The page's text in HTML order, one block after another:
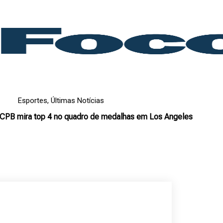
Esportes, Últimas Notícias
mira top 4 no quadro de medalhas em Los Angeles